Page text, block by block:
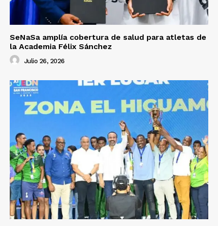
SeNaSa amplía cobertura de salud para atletas de
la Academia Félix Sánchez
Julio 26, 2026